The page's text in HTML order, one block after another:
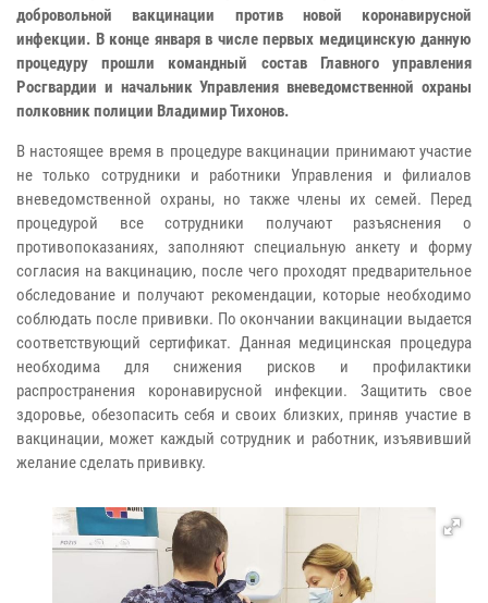
добровольной вакцинации против новой коронавирусной
инфекции. В конце января в числе первых медицинскую данную
процедуру прошли командный состав Главного управления
Росгвардии и начальник Управления вневедомственной охраны
полковник полиции Владимир Тихонов.
В настоящее время в процедуре вакцинации принимают участие
не только сотрудники и работники Управления и филиалов
вневедомственной охраны, но также члены их семей. Перед
процедурой все сотрудники получают разъяснения о
противопоказаниях, заполняют специальную анкету и форму
согласия на вакцинацию, после чего проходят предварительное
обследование и получают рекомендации, которые необходимо
соблюдать после прививки. По окончании вакцинации выдается
соответствующий сертификат. Данная медицинская процедура
необходима для снижения рисков и профилактики
распространения коронавирусной инфекции. Защитить свое
здоровье, обезопасить себя и своих близких, приняв участие в
вакцинации, может каждый сотрудник и работник, изъявивший
желание сделать прививку.